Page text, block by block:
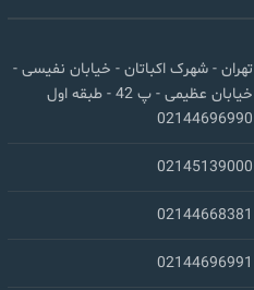
تهران - شهرک اکباتان - خیابان نفیسی -
خیابان عظیمی - پ 42 - طبقه اول
02144696990
02145139000
02144668381
02144696991